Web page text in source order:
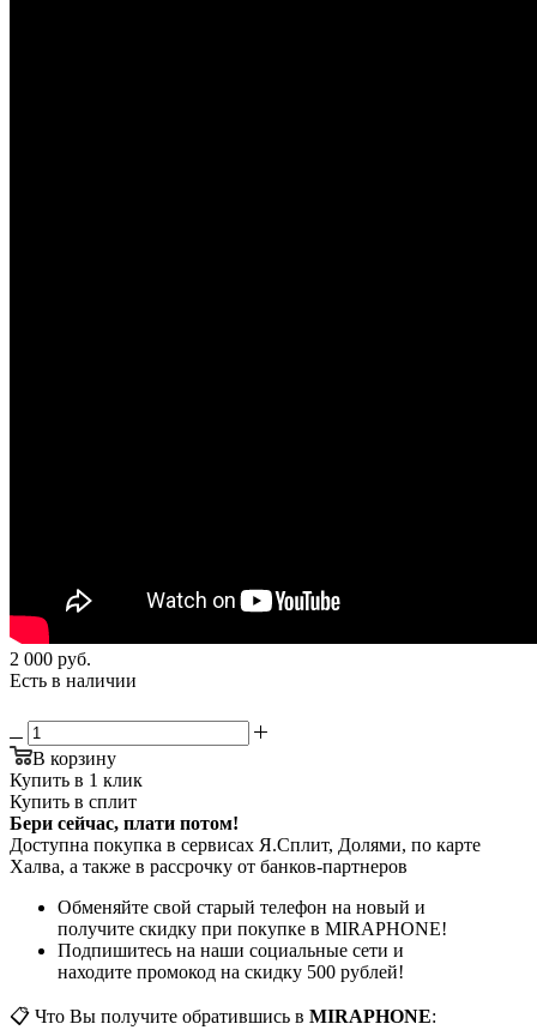
2 000 руб.
Есть в наличии
В корзину
Купить в 1 клик
Купить в сплит
Бери сейчас, плати потом!
Доступна покупка в сервисах Я.Сплит, Долями, по карте
Халва, а также в рассрочку от банков-партнеров
Обменяйте свой старый телефон на новый и
получите скидку при покупке в MIRAPHONE!
Подпишитесь на наши социальные сети и
находите промокод на скидку 500 рублей!
📋 Что Вы получите обратившись в MIRAPHONE: